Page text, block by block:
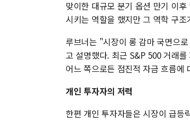
맞이한 대규모 분기 옵션 만기 이
시키는 역할을 했지만 그 역학 구
루브너는 "시장이 롱 감마 국면으
고 설명했다. 최근 S&P 500 거래
어느 쪽으로든 점진적 자금 흐름에
개인 투자자의 저력
한편 개인 투자자들은 시장이 급등